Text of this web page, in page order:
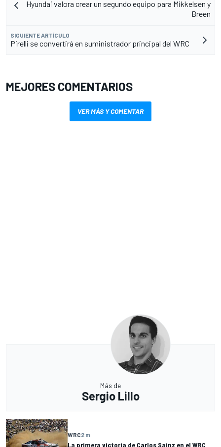
Hyundai valora crear un segundo equipo para Mikkelsen y
Breen
SIGUIENTE ARTÍCULO
Pirelli se convertirá en suministrador principal del WRC
MEJORES COMENTARIOS
VER MÁS Y COMENTAR
Más de
Sergio Lillo
WRC2 m
La primera victoria de Carlos Sainz en el WRC